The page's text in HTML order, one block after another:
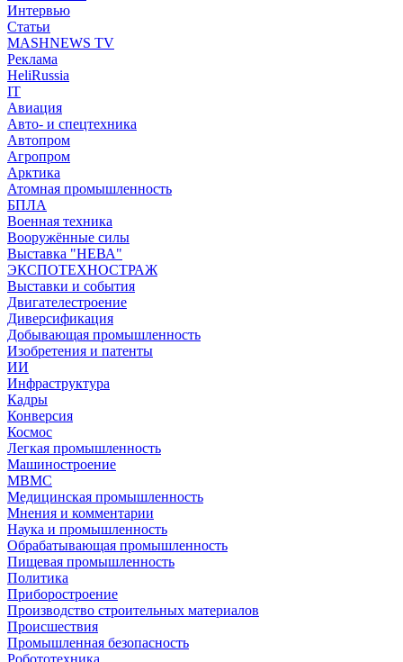
Интервью
Статьи
MASHNEWS TV
Реклама
HeliRussia
IT
Авиация
Авто- и спецтехника
Автопром
Агропром
Арктика
Атомная промышленность
БПЛА
Военная техника
Вооружённые силы
Выставка "НЕВА"
ЭКСПОТЕХНОСТРАЖ
Выставки и события
Двигателестроение
Диверсификация
Добывающая промышленность
Изобретения и патенты
ИИ
Инфраструктура
Кадры
Конверсия
Космос
Легкая промышленность
Машиностроение
МВМС
Медицинская промышленность
Мнения и комментарии
Наука и промышленность
Обрабатывающая промышленность
Пищевая промышленность
Политика
Приборостроение
Производство строительных материалов
Происшествия
Промышленная безопасность
Робототехника